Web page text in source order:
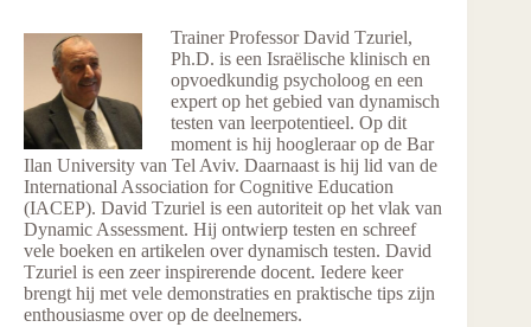
Trainer Professor David Tzuriel,
Ph.D. is een Israëlische klinisch en
opvoedkundig psycholoog en een
expert op het gebied van dynamisch
testen van leerpotentieel. Op dit
moment is hij hoogleraar op de Bar
Ilan University van Tel Aviv. Daarnaast is hij lid van de
International Association for Cognitive Education
(IACEP). David Tzuriel is een autoriteit op het vlak van
Dynamic Assessment. Hij ontwierp testen en schreef
vele boeken en artikelen over dynamisch testen. David
Tzuriel is een zeer inspirerende docent. Iedere keer
brengt hij met vele demonstraties en praktische tips zijn
enthousiasme over op de deelnemers.